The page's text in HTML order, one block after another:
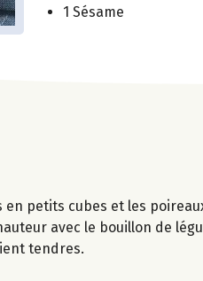
1 Sésame
petits cubes et les
avec le bouillon de
tendres.